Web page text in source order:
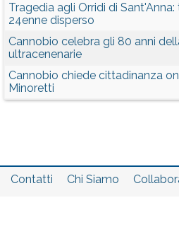
Tragedia agli Orridi di
24enne disperso
Cannobio celebra gli 80 anni
ultracenenarie
Cannobio chiede cittadinanza
Minoretti
Contatti Chi Siamo